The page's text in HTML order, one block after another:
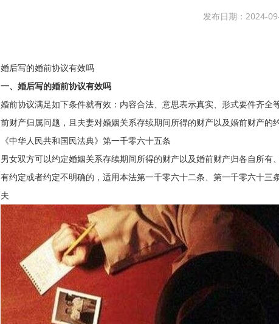
发布日期：2024-
婚后写的婚前协议有效吗
一、婚后写的婚前协议有效吗
婚前协议满足如下条件就有效：内容合法、意思表示真实、形式要件齐
前财产归属问题，且夫妻对婚姻关系存续期间所得的财产以及婚前财产的
《中华人民共和国民法典》第一千零六十五条
男女双方可以约定婚姻关系存续期间所得的财产以及婚前财产归各自所
有约定或者约定不明确的，适用本法第一千零六十二条、第一千零六十三
夫